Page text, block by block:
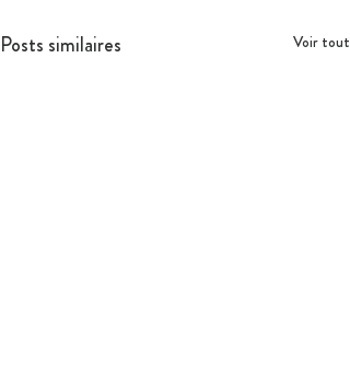
Posts similaires Voir tout